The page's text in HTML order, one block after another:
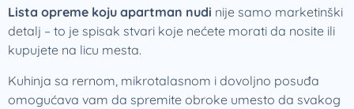
Lista opreme koju apartman nudi nije samo marketinški
detalj – to je spisak stvari koje nećete morati da nosite ili
kupujete na licu mesta.
Kuhinja sa rernom, mikrotalasnom i dovoljno posuđa
omogućava vam da spremite obroke umesto da svakog